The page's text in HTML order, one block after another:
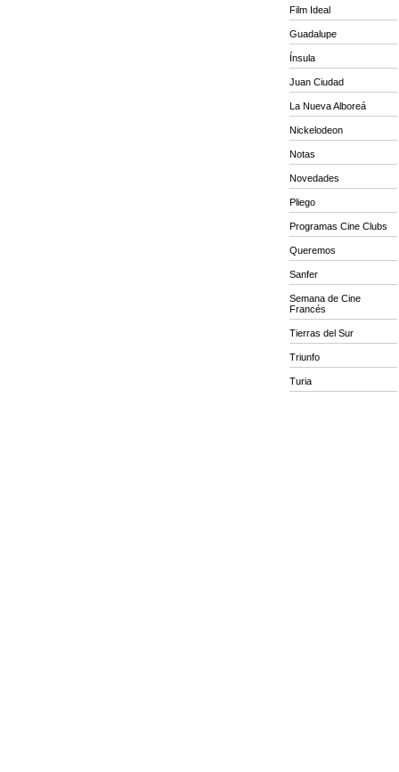
Film Ideal
Guadalupe
Ínsula
Juan Ciudad
La Nueva Alboreá
Nickelodeon
Notas
Novedades
Pliego
Programas Cine Clubs
Queremos
Sanfer
Semana de Cine
Francés
Tierras del Sur
Triunfo
Turia